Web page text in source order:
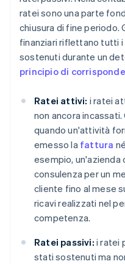
ratei sono una parte
chiusura di fine periodo.
finanziari riflettano tutti
sostenuti durante un
principio di
Ratei attivi: i ratei
non ancora
quando un'attività
emesso la fattura
esempio, un'azienda
consulenza per un
cliente fino al mese
ricavi realizzati nel
competenza.
Ratei passivi: i ratei
stati sostenuti ma